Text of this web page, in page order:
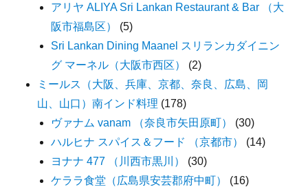
アリヤ ALIYA Sri Lankan Restaurant & Bar （大
阪市福島区）
(5)
Sri Lankan Dining Maanel スリランカダイニン
グ マーネル（大阪市西区）
(2)
ミールス（大阪、兵庫、京都、奈良、広島、岡
山、山口）南インド料理 (178)
ヴァナム vanam （奈良市矢田原町）
(30)
ハルヒナ スパイス＆フード （京都市）
(14)
ヨナナ 477 （川西市黒川）
(30)
ケララ食堂（広島県安芸郡府中町）
(16)